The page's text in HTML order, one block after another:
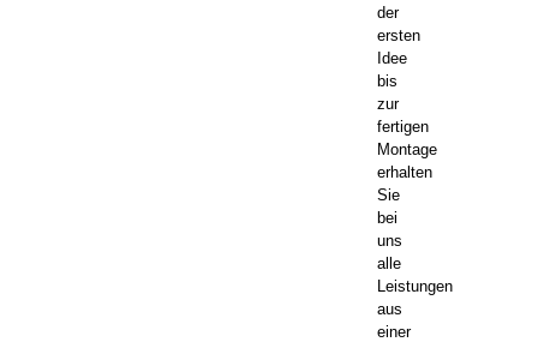
der
ersten
Idee
bis
zur
fertigen
Montage
erhalten
Sie
bei
uns
alle
Leistungen
aus
einer